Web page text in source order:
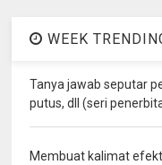
WEEK
Tanya jawab seputar
putus, dll (seri
Membuat kalimat